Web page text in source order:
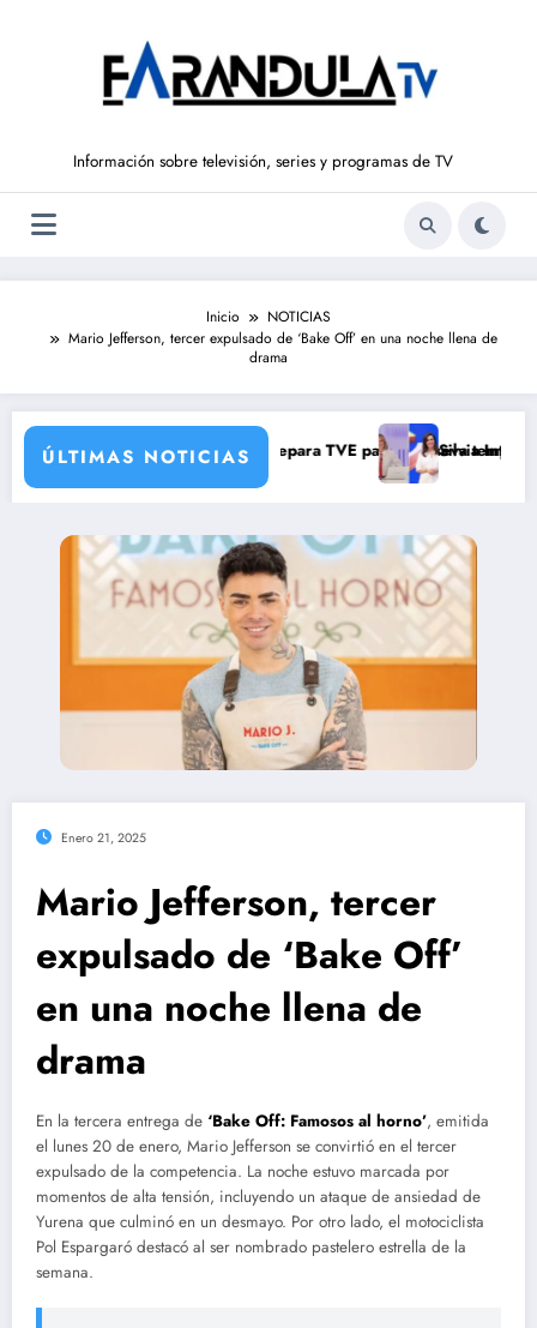
Información sobre televisión, series y programas de TV
Inicio
NOTICIAS
Mario Jefferson, tercer expulsado de ‘Bake Off’ en una noche llena de
drama
ÚLTIMAS NOTICIAS
brutal
corresponsales que prepara TVE para su nueva temporada
Silvia Intxaurrondo
Enero 21, 2025
Mario Jefferson, tercer
expulsado de ‘Bake Off’
en una noche llena de
drama
En la tercera entrega de ‘Bake Off: Famosos al horno’, emitida
el lunes 20 de enero, Mario Jefferson se convirtió en el tercer
expulsado de la competencia. La noche estuvo marcada por
momentos de alta tensión, incluyendo un ataque de ansiedad de
Yurena que culminó en un desmayo. Por otro lado, el motociclista
Pol Espargaró destacó al ser nombrado pastelero estrella de la
semana.